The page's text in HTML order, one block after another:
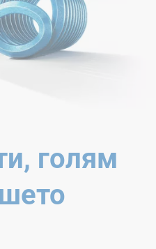
голям